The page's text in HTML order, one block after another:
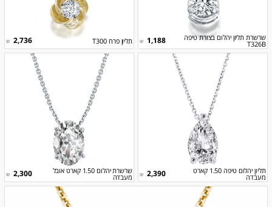
שרשרת תליון יהלום בצורת טיפה
T326B
1,188
₪ תליון פרח T300 2,736
₪
תליון יהלום טיפה 1.50 קארט
מעבדה
2,390
₪
שרשרת יהלום 1.50 קארט אובל
מעבדה
2,300
₪